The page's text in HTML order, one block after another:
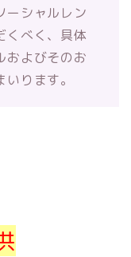
ーシャルレン
くべく、具体
およびそのお
ります。